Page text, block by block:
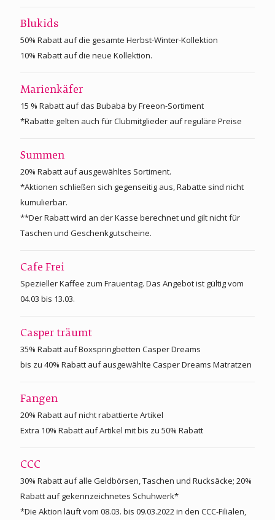
Blukids
50% Rabatt auf die gesamte Herbst-Winter-Kollektion
10% Rabatt auf die neue Kollektion.
Marienkäfer
15 % Rabatt auf das Bubaba by Freeon-Sortiment
*Rabatte gelten auch für Clubmitglieder auf reguläre Preise
Summen
20% Rabatt auf ausgewähltes Sortiment.
*Aktionen schließen sich gegenseitig aus, Rabatte sind nicht
kumulierbar.
**Der Rabatt wird an der Kasse berechnet und gilt nicht für
Taschen und Geschenkgutscheine.
Cafe Frei
Spezieller Kaffee zum Frauentag. Das Angebot ist gültig vom
04.03 bis 13.03.
Casper träumt
35% Rabatt auf Boxspringbetten Casper Dreams
bis zu 40% Rabatt auf ausgewählte Casper Dreams Matratzen
Fangen
20% Rabatt auf nicht rabattierte Artikel
Extra 10% Rabatt auf Artikel mit bis zu 50% Rabatt
CCC
30% Rabatt auf alle Geldbörsen, Taschen und Rucksäcke; 20%
Rabatt auf gekennzeichnetes Schuhwerk*
*Die Aktion läuft vom 08.03. bis 09.03.2022 in den CCC-Filialen,